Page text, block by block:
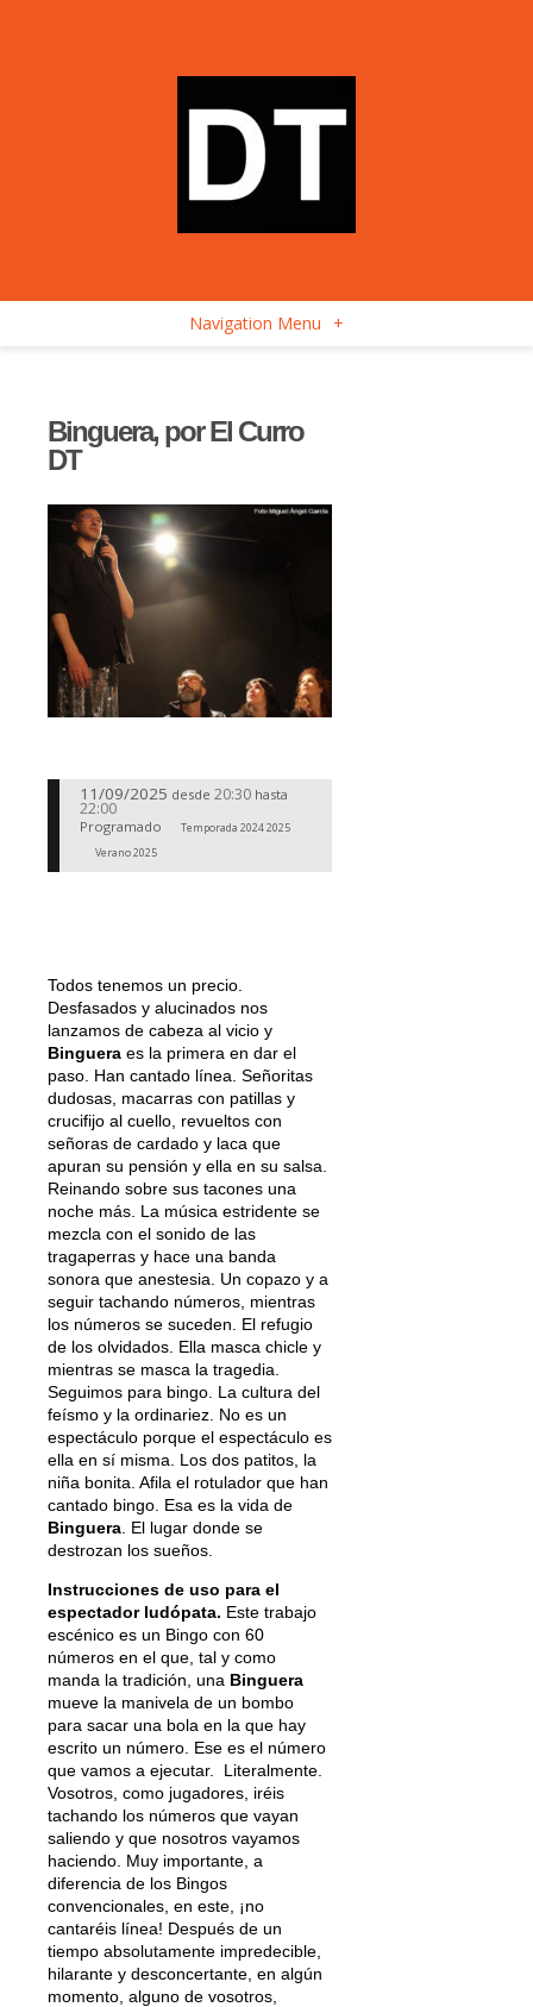
Navigation Menu +
Binguera, por El Curro
DT
11/09/2025 desde 20:30 hasta
22:00
Programado
Temporada 2024 2025
Verano 2025
Todos tenemos un precio.
Desfasados y alucinados nos
lanzamos de cabeza al vicio y
Binguera es la primera en dar el
paso. Han cantado línea. Señoritas
dudosas, macarras con patillas y
crucifijo al cuello, revueltos con
señoras de cardado y laca que
apuran su pensión y ella en su salsa.
Reinando sobre sus tacones una
noche más. La música estridente se
mezcla con el sonido de las
tragaperras y hace una banda
sonora que anestesia. Un copazo y a
seguir tachando números, mientras
los números se suceden. El refugio
de los olvidados. Ella masca chicle y
mientras se masca la tragedia.
Seguimos para bingo. La cultura del
feísmo y la ordinariez. No es un
espectáculo porque el espectáculo es
ella en sí misma. Los dos patitos, la
niña bonita. Afila el rotulador que han
cantado bingo. Esa es la vida de
Binguera . El lugar donde se
destrozan los sueños.
Instrucciones de uso para el
espectador ludópata. Este trabajo
escénico es un Bingo con 60
números en el que, tal y como
manda la tradición, una Binguera
mueve la manivela de un bombo
para sacar una bola en la que hay
escrito un número. Ese es el número
que vamos a ejecutar. Literalmente.
Vosotros, como jugadores, iréis
tachando los números que vayan
saliendo y que nosotros vayamos
haciendo. Muy importante, a
diferencia de los Bingos
convencionales, en este, ¡no
cantaréis línea! Después de un
tiempo absolutamente impredecible,
hilarante y desconcertante, en algún
momento, alguno de vosotros,